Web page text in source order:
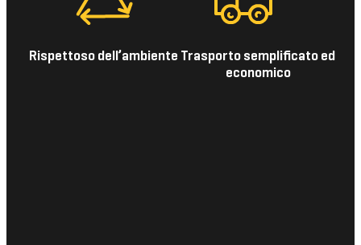
Rispettoso dell’ambiente Trasporto semplificato ed
economico